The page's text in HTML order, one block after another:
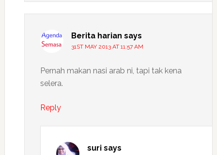
Berita harian says
31ST MAY 2013 AT 11:57 AM
Pernah makan nasi arab ni, tapi tak kena
selera.
Reply
suri says